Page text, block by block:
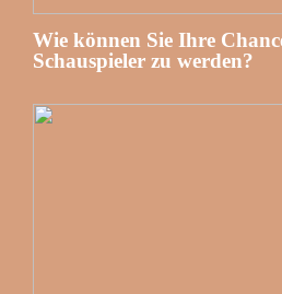
Wie können Sie Ihre
Schauspieler zu werden?